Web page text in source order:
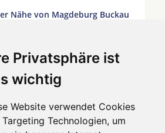
Privatsphäre ist
wichtig
Website verwendet Cookies
Targeting Technologien, um
Nähe von Magdeburg Buckau
* Gommern *
Groß
*Hermsdorf bei
Börde*Klein Ammensleben
* Möser * Niedere Börde *
*Rogätz Schönebeck (Elbe) *
Börde*Wolmirstedt *Zielitz